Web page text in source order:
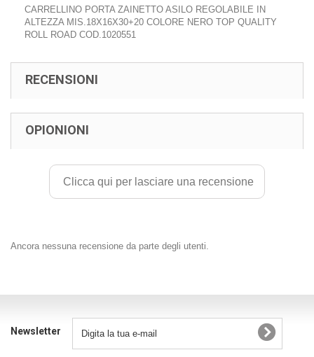
CARRELLINO PORTA ZAINETTO ASILO REGOLABILE IN
ALTEZZA MIS.18X16X30+20 COLORE NERO TOP QUALITY
ROLL ROAD COD.1020551
RECENSIONI
OPIONIONI
Clicca qui per lasciare una recensione
Ancora nessuna recensione da parte degli utenti.
Newsletter